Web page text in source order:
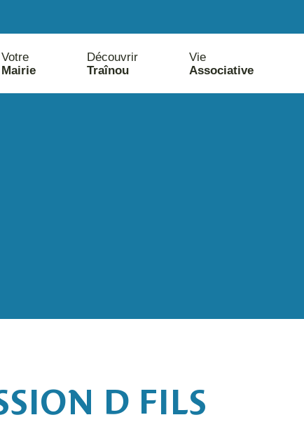
Votre
Mairie
Découvrir
Traînou
Vie
Associative
D FILS